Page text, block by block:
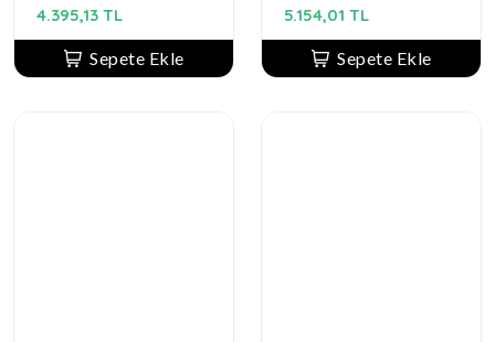
4.395,13 TL
Sepete Ekle
5.154,01 TL
Sepete Ekle